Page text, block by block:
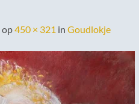
op450 × 321 in Goudlokje